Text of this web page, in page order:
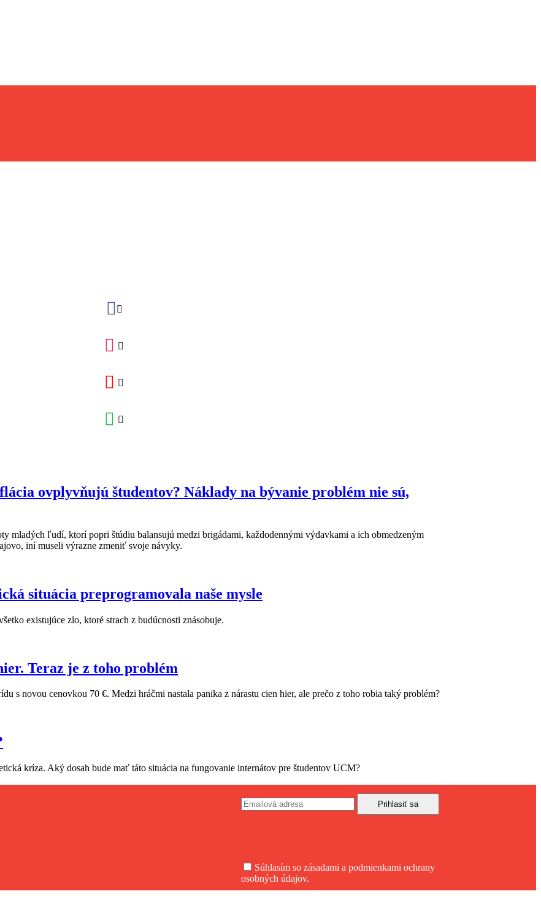
ovplyvňujú študentov? Náklady na bývanie problém nie sú,
mladých ľudí, ktorí popri štúdiu balansujú medzi brigádami, každodennými výdavkami a ich obmedzeným
iní museli výrazne zmeniť svoje návyky.
situácia preprogramovala naše mysle
existujúce zlo, ktoré strach z budúcnosti znásobuje.
Teraz je z toho problém
s novou cenovkou 70 €. Medzi hráčmi nastala panika z nárastu cien hier, ale prečo z toho robia taký problém?
kríza. Aký dosah bude mať táto situácia na fungovanie internátov pre študentov UCM?
Súhlasím so zásadami a podmienkami ochrany
osobných údajov.